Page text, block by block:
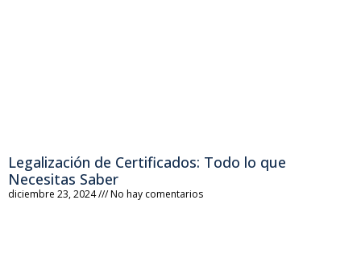
Legalización de Certificados: Todo lo que
Necesitas Saber
diciembre 23, 2024 No hay comentarios